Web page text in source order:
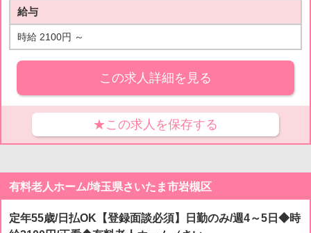
給与
時給 2100円 ～
この求人詳細を見る
★この求人を保存する
有料老人ホーム/埼玉県さいたま市岩槻区
定年55歳/日払OK【登録面談必須】日勤のみ/週4～5日◆時